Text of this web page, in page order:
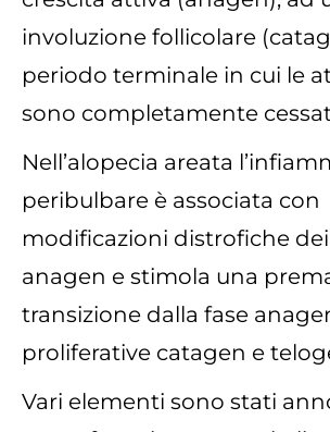
involuzione follicolare
periodo terminale in cui le
sono completamente
Nell’alopecia areata
peribulbare è associata con
modificazioni distrofiche
anagen e stimola una
transizione dalla fase
proliferative catagen e
Vari elementi sono stati